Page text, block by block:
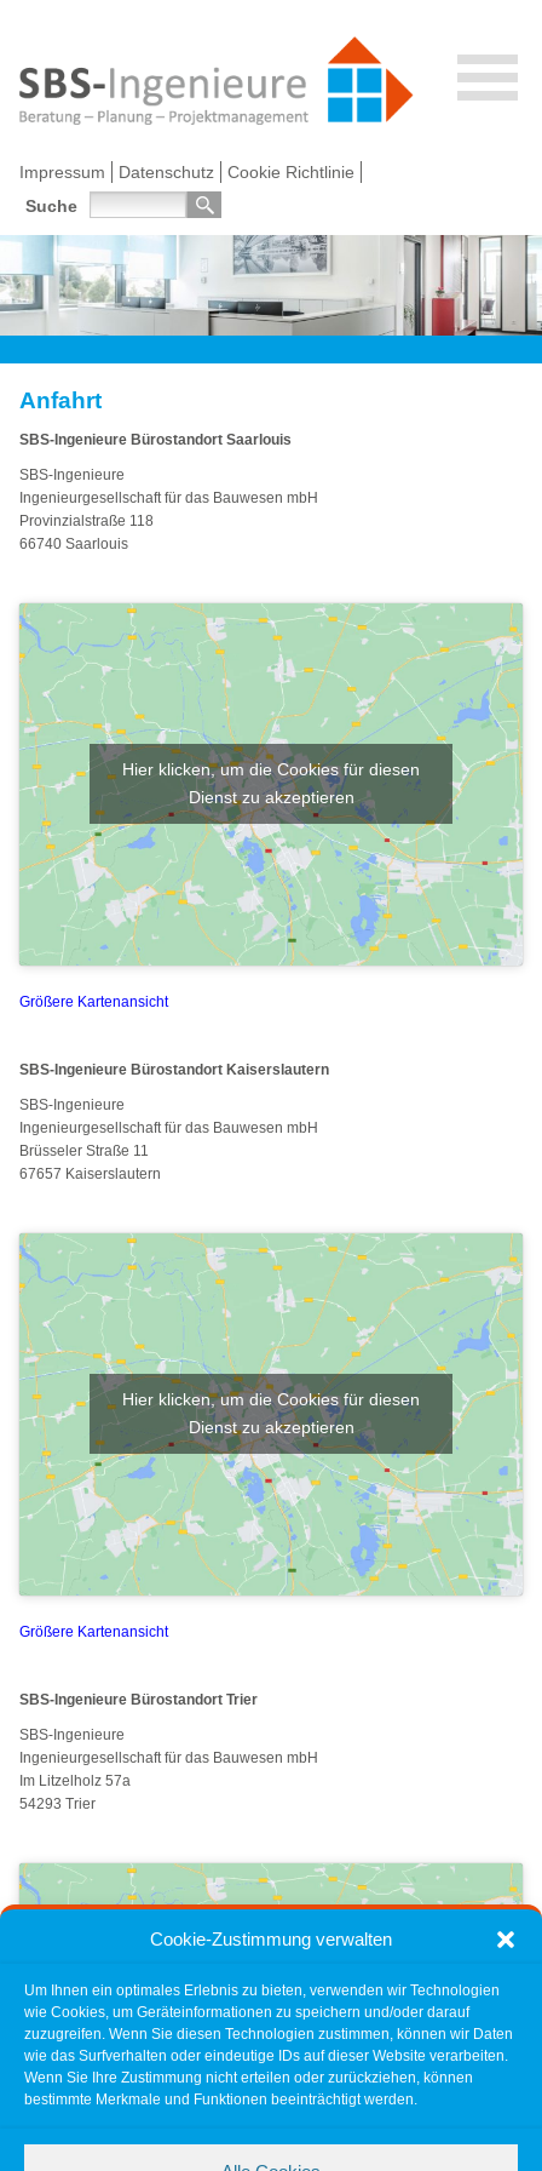
Cookie-Zustimmung verwalten
Um Ihnen ein optimales Erlebnis zu bieten, verwenden wir Technologien
wie Cookies, um Geräteinformationen zu speichern und/oder darauf
zuzugreifen. Wenn Sie diesen Technologien zustimmen, können wir Daten
wie das Surfverhalten oder eindeutige IDs auf dieser Website verarbeiten.
Wenn Sie Ihre Zustimmung nicht erteilen oder zurückziehen, können
bestimmte Merkmale und Funktionen beeinträchtigt werden.
Impressum Datenschutz
Cookie Richtlinie
Suche
Anfahrt
SBS-Ingenieure Bürostandort Saarlouis
SBS-Ingenieure
Ingenieurgesellschaft für das Bauwesen mbH
Provinzialstraße 118
66740 Saarlouis
Hier klicken, um die Cookies für diesen
Dienst zu akzeptieren
Größere Kartenansicht
SBS-Ingenieure Bürostandort Kaiserslautern
SBS-Ingenieure
Ingenieurgesellschaft für das Bauwesen mbH
Brüsseler Straße 11
67657 Kaiserslautern
Hier klicken, um die Cookies für diesen
Dienst zu akzeptieren
Größere Kartenansicht
SBS-Ingenieure Bürostandort Trier
SBS-Ingenieure
Ingenieurgesellschaft für das Bauwesen mbH
Im Litzelholz 57a
54293 Trier
Hier klicken, um die Cookies für diesen
Dienst zu akzeptieren